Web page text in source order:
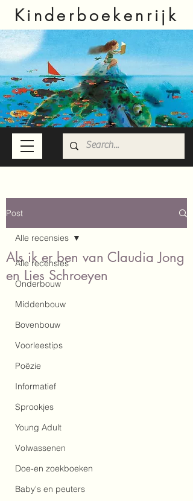
Kinderboekenrijk
Post
Alle recensies
Onderbouw
Middenbouw
Bovenbouw
Voorleestips
Poëzie
Informatief
Sprookjes
Young Adult
Volwassenen
Doe-en zoekboeken
Baby's en peuters
Alle recensies
Als ik er ben van Claudia Jong
en Lies Schroeyen